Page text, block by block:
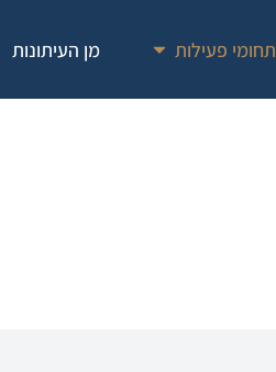
תחומי פעילות מן העיתונותתחומי